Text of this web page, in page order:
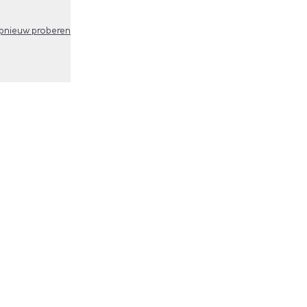
proberen